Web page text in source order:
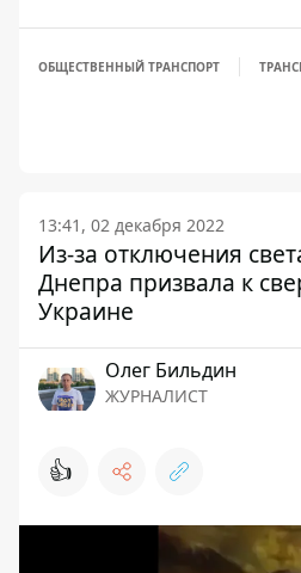
ОБЩЕСТВЕННЫЙ ТРАНСПОРТ
13:41, 02 декабря 2022
Из-за отключения
Днепра призвала к
Украине
Олег Бильдин
ЖУРНАЛИСТ
👍